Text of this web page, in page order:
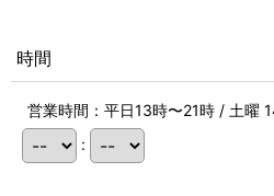
時間
営業時間：平日13時〜21時 / 土曜
: